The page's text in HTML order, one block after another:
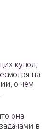
купол,
на
о чём
она
в